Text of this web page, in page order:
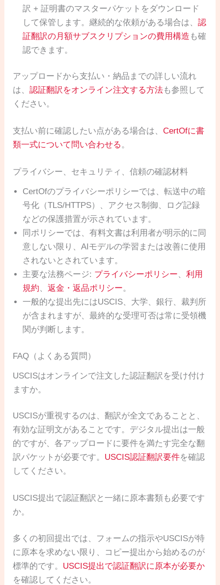
訳 + 証明書のマスターパケットをダウンロード
して保管します。継続的な依頼がある場合は、認
証翻訳の月額サブスクリプションの費用構造 も確
認できます。
アップロードから支払い・納品までの詳しい流れ
は、認証翻訳をオンライン注文する方法も参照して
ください。
支払い前に確認したい点がある場合は、CertOfに書
類一式について問い合わせる。
プライバシー、セキュリティ、信頼の確認材料
CertOfのプライバシーポリシーでは、転送中の暗
号化（TLS/HTTPS）、アクセス制御、ログ記録
などの保護措置が示されています。
同ポリシーでは、有料文書は利用者が明示的に同
意しない限り、AIモデルの学習または改善に使用
されないとされています。
主要な法務ページ: プライバシーポリシー、利用
規約、返金・返品ポリシー。
一般的な提出先にはUSCIS、大学、銀行、裁判所
が含まれますが、最終的な受理可否は常に受領機
関が判断します。
FAQ（よくある質問）
USCISはオンラインで注文した認証翻訳を受け付け
ますか。
USCISが重視するのは、翻訳が全文であることと、
有効な証明文があることです。デジタル提出は一般
的ですが、各アップロードに要件を満たす完全な翻
訳パケットが必要です。 USCIS認証翻訳要件を確認
してください。
USCIS提出で認証翻訳と一緒に原本書類も必要です
か。
多くの初回提出では、フォームの指示やUSCISが特
に原本を求めない限り、コピー提出から始めるのが
標準的です。 USCIS提出で認証翻訳に原本が必要か
を確認してください。